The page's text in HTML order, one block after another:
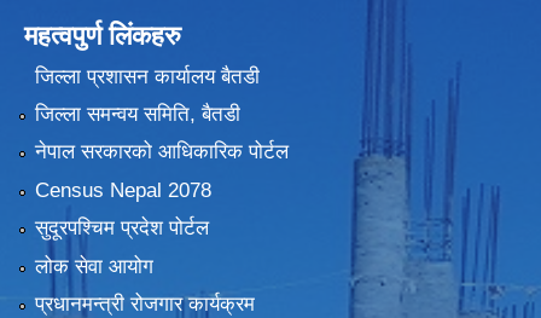
महत्वपुर्ण लिंकहरु
जिल्ला प्रशासन कार्यालय बैतडी
जिल्ला समन्वय समिति, बैतडी
नेपाल सरकारको आधिकारिक पोर्टल
Census Nepal 2078
सुदूरपश्चिम प्रदेश पोर्टल
लोक सेवा आयोग
प्रधानमन्त्री रोजगार कार्यक्रम